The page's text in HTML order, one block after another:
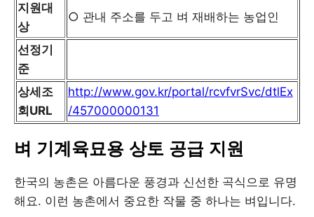
지원대
상
○ 관내 주소를 두고 벼 재배하는 농업인
선정기
준
상세조
회URL
http://www.gov.kr/portal/rcvfvrSvc/dtlEx
/457000000131
벼 기계육묘용 상토 공급 지원
한국의 농촌은 아름다운 풍경과 신선한 곡식으로 유명
해요. 이런 농촌에서 중요한 작물 중 하나는 벼입니다.